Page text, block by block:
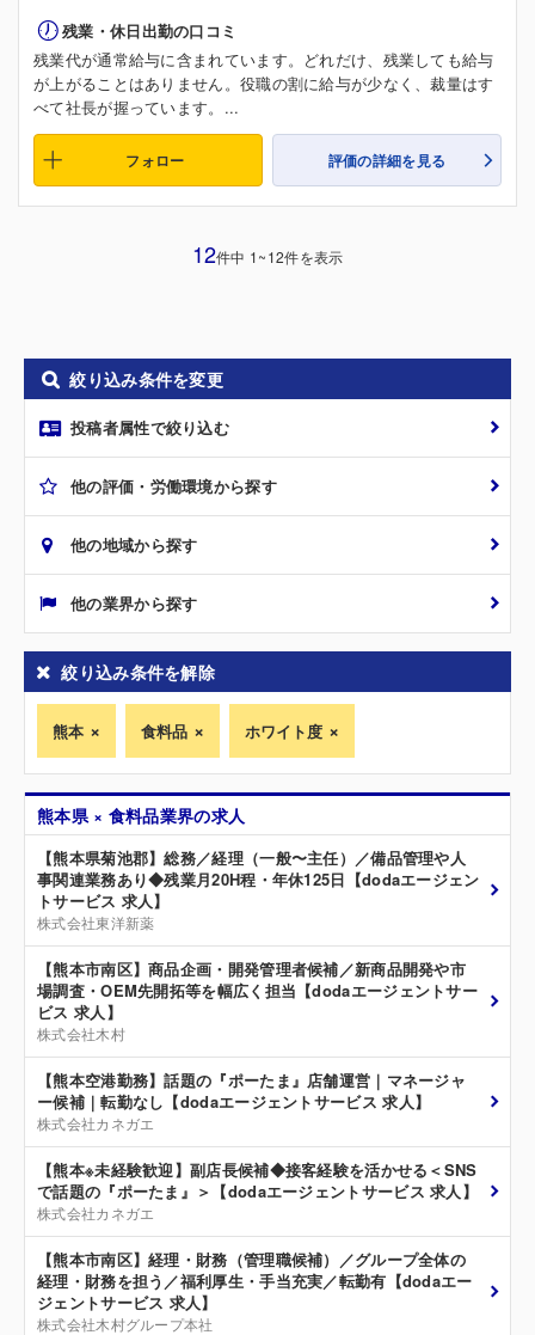
残業・休日出勤の口コミ
残業代が通常給与に含まれています。どれだけ、残業しても給与
が上がることはありません。役職の割に給与が少なく、裁量はす
べて社長が握っています。...
フォロー 評価の詳細を見る
12件中 1~12件を表示
絞り込み条件を変更
投稿者属性で絞り込む
他の評価・労働環境から探す
他の地域から探す
他の業界から探す
絞り込み条件を解除
熊本 食料品 ホワイト度
熊本県 × 食料品業界の求人
【熊本県菊池郡】総務／経理（一般〜主任）／備品管理や人
事関連業務あり◆残業月20H程・年休125日【dodaエージェン
トサービス 求人】
株式会社東洋新薬
【熊本市南区】商品企画・開発管理者候補／新商品開発や市
場調査・OEM先開拓等を幅広く担当【dodaエージェントサー
ビス 求人】
株式会社木村
【熊本空港勤務】話題の『ポーたま』店舗運営｜マネージャ
ー候補｜転勤なし【dodaエージェントサービス 求人】
株式会社カネガエ
【熊本※未経験歓迎】副店長候補◆接客経験を活かせる＜SNS
で話題の『ポーたま』＞【dodaエージェントサービス 求人】
株式会社カネガエ
【熊本市南区】経理・財務（管理職候補）／グループ全体の
経理・財務を担う／福利厚生・手当充実／転勤有【dodaエー
ジェントサービス 求人】
株式会社木村グループ本社